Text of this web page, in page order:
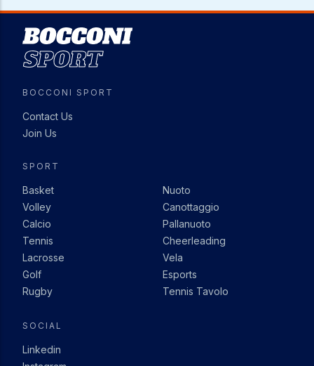
Image
BOCCONI SPORT
Contact Us
Join Us
SPORT
Basket
Volley
Calcio
Tennis
Lacrosse
Golf
Rugby
Nuoto
Canottaggio
Pallanuoto
Cheerleading
Vela
Esports
Tennis Tavolo
SOCIAL
Linkedin